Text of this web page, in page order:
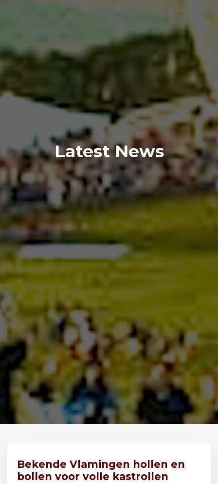
Latest News
Bekende Vlamingen hollen en
bollen voor volle kastrollen